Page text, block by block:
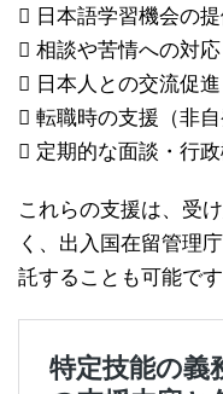
 日本語学習機会の
 相談や苦情への対応
 日本人との交流促進
 転職時の支援（非自
 定期的な面談・行
これらの支援は、受
く、出入国在留管理
託することも可能です